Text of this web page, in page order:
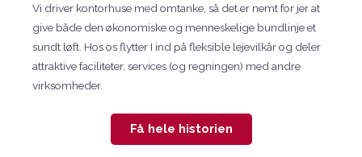
Vi driver kontorhuse med omtanke, så det er nemt for jer at
give både den økonomiske og menneskelige bundlinje et
sundt løft. Hos os flytter I ind på fleksible lejevilkår og deler
attraktive faciliteter, services (og regningen) med andre
virksomheder.
Få hele historien